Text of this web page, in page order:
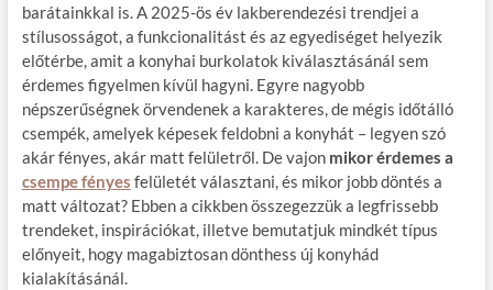
barátainkkal is. A 2025-ös év lakberendezési trendjei a
stílusosságot, a funkcionalitást és az egyediséget helyezik
előtérbe, amit a konyhai burkolatok kiválasztásánál sem
érdemes figyelmen kívül hagyni. Egyre nagyobb
népszerűségnek örvendenek a karakteres, de mégis időtálló
csempék, amelyek képesek feldobni a konyhát – legyen szó
akár fényes, akár matt felületről. De vajon mikor érdemes a
csempe fényes felületét választani, és mikor jobb döntés a
matt változat? Ebben a cikkben összegezzük a legfrissebb
trendeket, inspirációkat, illetve bemutatjuk mindkét típus
előnyeit, hogy magabiztosan dönthess új konyhád
kialakításánál.